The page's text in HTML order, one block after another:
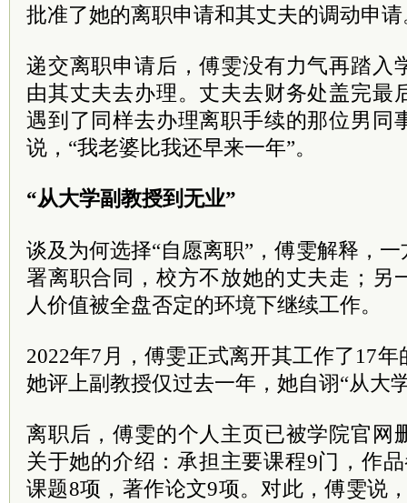
批准了她的离职申请和其丈夫的调动申请
递交离职申请后，傅雯没有力气再踏入
由其丈夫去办理。丈夫去财务处盖完最
遇到了同样去办理离职手续的那位男同
说，“我老婆比我还早来一年”。
“从大学副教授到无业”
谈及为何选择“自愿离职”，傅雯解释，
署离职合同，校方不放她的丈夫走；另
人价值被全盘否定的环境下继续工作。
2022年7月，傅雯正式离开其工作了17
她评上副教授仅过去一年，她自诩“从
离职后，傅雯的个人主页已被学院官网
关于她的介绍：承担主要课程9门，作
课题8项，著作论文9项。对此，傅雯说